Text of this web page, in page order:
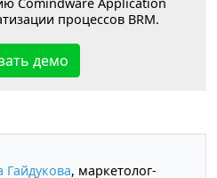
процессов BRM.
демо
Гайдукова, маркетолог-